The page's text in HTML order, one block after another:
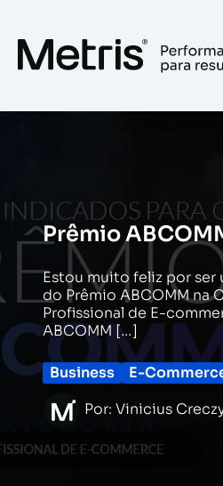
conteúdo
Prêmio
Estou muito feliz por ser
do Prêmio ABCOMM na
Profissional de E-
ABCOMM […]
Business
E-
Por: Vinicius